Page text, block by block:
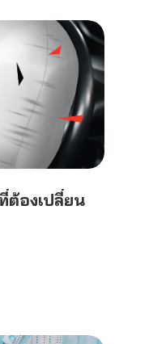
ต้องเปลี่ยน